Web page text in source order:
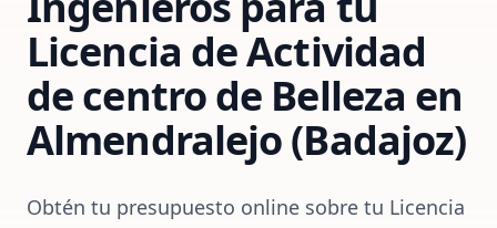
Licencia de Actividad
de centro de Belleza en
Almendralejo (Badajoz)
Obtén tu presupuesto online sobre tu Licencia